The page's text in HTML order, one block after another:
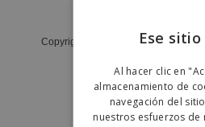
Copyright © 2026 - 360imprimir.
Ese
Al hacer clic en
almacenamiento de
navegación del
nuestros esfuerzos